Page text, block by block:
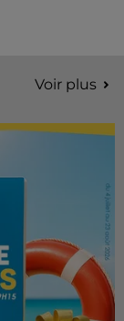
Voir plus